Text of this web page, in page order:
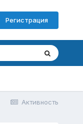
Регистрация
Активность